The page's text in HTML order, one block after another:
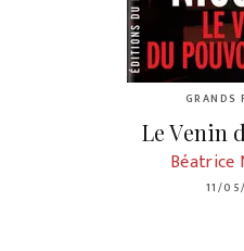
GRANDS
Le Venin
Béatrice
11/